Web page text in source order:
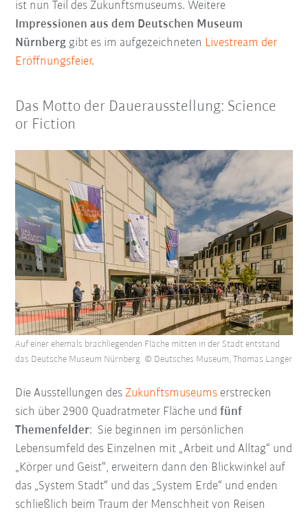
ist nun Teil des Zukunftsmuseums. Weitere
Impressionen aus dem Deutschen Museum
Nürnberg gibt es im aufgezeichneten Livestream der
Eröffnungsfeier.
Das Motto der Dauerausstellung: Science
or Fiction
Die Ausstellungen desZukunftsmuseums erstrecken
sich über 2900 Quadratmeter Fläche undfünf
Themenfelder: Sie beginnen im persönlichen
Lebensumfeld des Einzelnen mit „Arbeit und Alltag“ und
„Körper und Geist“, erweitern dann den Blickwinkel auf
das „System Stadt“ und das „System Erde“ und enden
schließlich beim Traum der Menschheit von Reisen
Auf einer ehemals brachliegenden Fläche mitten in der Stadt entstand
das Deutsche Museum Nürnberg. © Deutsches Museum, Thomas Langer